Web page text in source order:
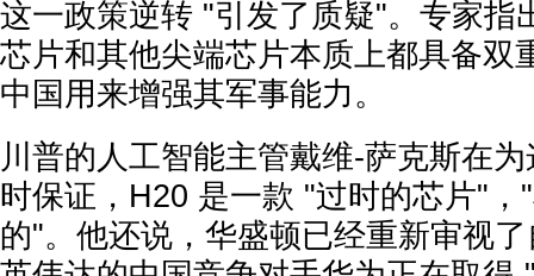
这一政策逆转 "引发了质疑"。专家指
芯片和其他尖端芯片本质上都具备双
中国用来增强其军事能力。
川普的人工智能主管戴维-萨克斯在
时保证，H20 是一款 "过时的芯片"，
的"。他还说，华盛顿已经重新审视